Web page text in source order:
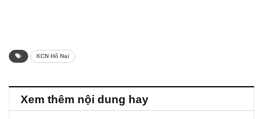
KCN Hố Nai
Xem thêm nội dung hay